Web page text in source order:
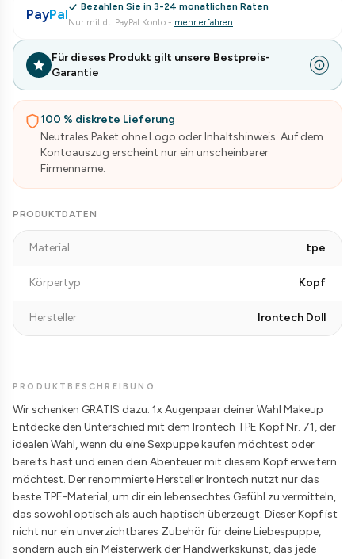
PayPal Bezahlen Sie in 3-24 monatlichen Raten
Nur mit dt. PayPal Konto - mehr erfahren
Für dieses Produkt gilt unsere Bestpreis-
Garantie
100 % diskrete Lieferung
Neutrales Paket ohne Logo oder Inhaltshinweis. Auf dem
Kontoauszug erscheint nur ein unscheinbarer
Firmenname.
PRODUKTDATEN
Material tpe
Körpertyp Kopf
Hersteller Irontech Doll
PRODUKTBESCHREIBUNG
Wir schenken GRATIS dazu: 1x Augenpaar deiner Wahl Makeup
Entdecke den Unterschied mit dem Irontech TPE Kopf Nr. 71, der
idealen Wahl, wenn du eine Sexpuppe kaufen möchtest oder
bereits hast und einen dein Abenteuer mit diesem Kopf erweitern
möchtest. Der renommierte Hersteller Irontech nutzt nur das
beste TPE-Material, um dir ein lebensechtes Gefühl zu vermitteln,
das sowohl optisch als auch haptisch überzeugt. Dieser Kopf ist
nicht nur ein unverzichtbares Zubehör für deine Liebespuppe,
sondern auch ein Meisterwerk der Handwerkskunst, das jede